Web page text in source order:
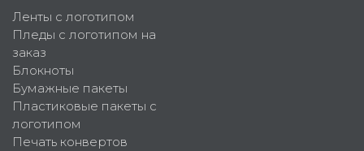
Ленты с логотипом
Пледы с логотипом на
заказ
Блокноты
Бумажные пакеты
Пластиковые пакеты с
логотипом
Печать конвертов